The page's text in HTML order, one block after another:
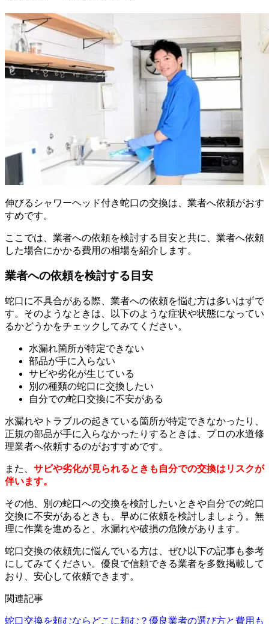
伸びるシャワーヘッド付き蛇口の交換は、業者へ依頼がおす
すめです。
ここでは、業者への依頼を検討する目安と共に、業者へ依頼
した場合にかかる費用の相場を紹介します。
業者への依頼を検討する目安
蛇口に不具合がある際、業者への依頼を悩む方は多いはずで
す。そのようなときは、以下のような症状や状態になってい
るかどうかをチェックしてみてください。
水漏れ箇所が特定できない
部品が手に入らない
サビや劣化が生じている
別の種類の蛇口に交換したい
自分での蛇口交換に不安がある
水漏れやトラブルの起きている箇所が特定できなかったり、
正規の部品が手に入らなかったりするときは、プロの水道修
理業者へ依頼するのがおすすめです。
また、 サビや劣化が見られるときも自分での交換はリスクが
伴います。
その他、別の蛇口への交換を検討したいときや自分での蛇口
交換に不安があるときも、早めに依頼を検討しましょう。無
理に作業を進めると、水漏れや破損の危険があります。
蛇口交換の依頼先に悩んでいる方は、ぜひ以下の記事も参考
にしてみてください。優良で信頼できる業者を多数掲載して
おり、安心して依頼できます。
関連記事
蛇口交換を頼むならどこに頼む？優良業者の選び方と費用も